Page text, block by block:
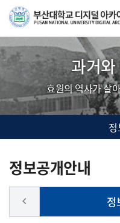
Skip Menu
과거
효원의 역사가 살
정보공개안내
정
keyboard_arrow_left